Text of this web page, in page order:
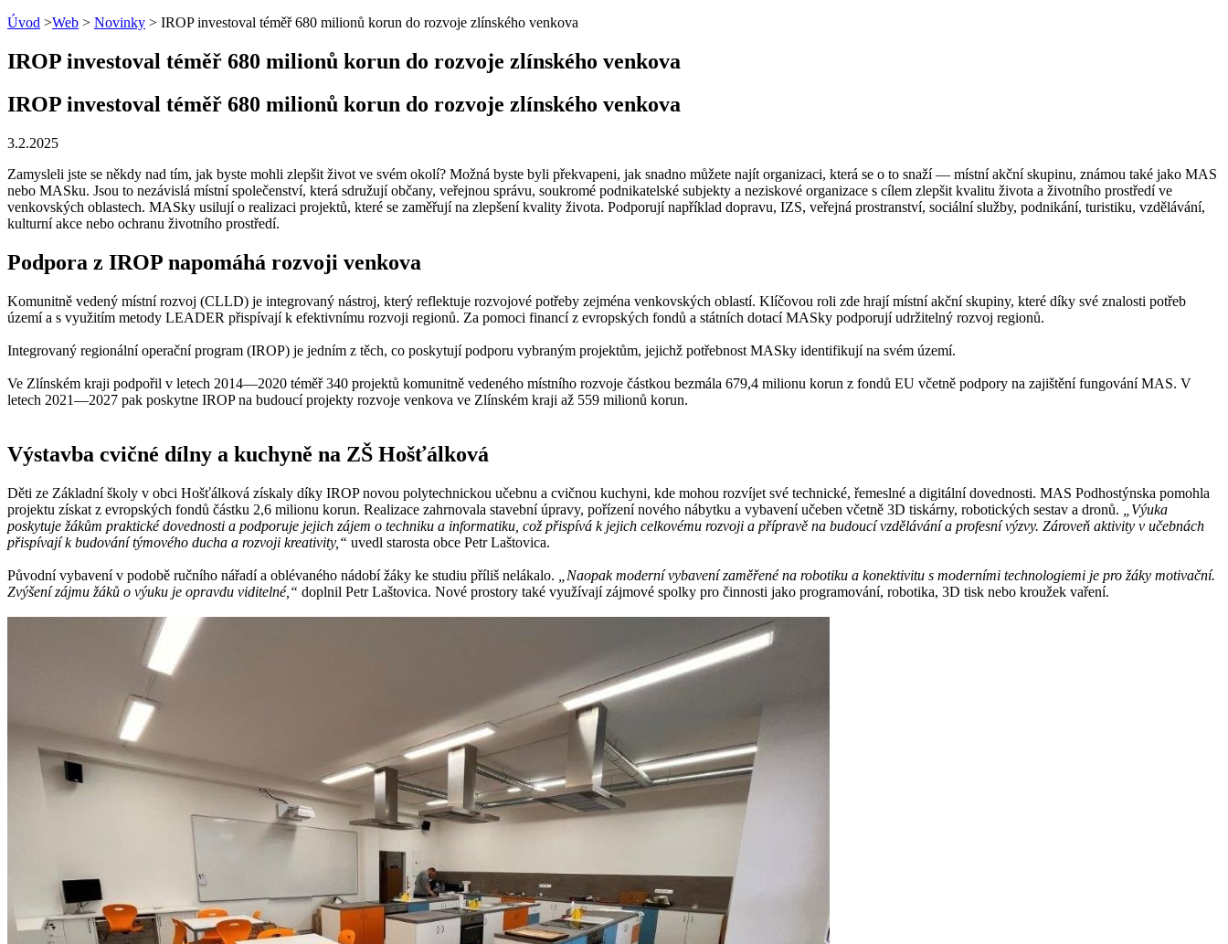
Úvod >Web > Novinky > IROP investoval téměř 680 milionů korun do rozvoje zlínského venkova
IROP investoval téměř 680 milionů korun do rozvoje zlínského venkova
IROP investoval téměř 680 milionů korun do rozvoje zlínského venkova
3.2.2025
Zamysleli jste se někdy nad tím, jak byste mohli zlepšit život ve svém okolí? Možná byste byli překvapeni, jak snadno můžete najít organizaci, která se o to snaží — místní akční skupinu, známou také jako MAS
nebo MASku. Jsou to nezávislá místní společenství, která sdružují občany, veřejnou správu, soukromé podnikatelské subjekty a neziskové organizace s cílem zlepšit kvalitu života a životního prostředí ve
venkovských oblastech. MASky usilují o realizaci projektů, které se zaměřují na zlepšení kvality života. Podporují například dopravu, IZS, veřejná prostranství, sociální služby, podnikání, turistiku, vzdělávání,
kulturní akce nebo ochranu životního prostředí.
Podpora z IROP napomáhá rozvoji venkova
Komunitně vedený místní rozvoj (CLLD) je integrovaný nástroj, který reflektuje rozvojové potřeby zejména venkovských oblastí. Klíčovou roli zde hrají místní akční skupiny, které díky své znalosti potřeb
území a s využitím metody LEADER přispívají k efektivnímu rozvoji regionů. Za pomoci financí z evropských fondů a státních dotací MASky podporují udržitelný rozvoj regionů.
Integrovaný regionální operační program (IROP) je jedním z těch, co poskytují podporu vybraným projektům, jejichž potřebnost MASky identifikují na svém území.
Ve Zlínském kraji podpořil v letech 2014—2020 téměř 340 projektů komunitně vedeného místního rozvoje částkou bezmála 679,4 milionu korun z fondů EU včetně podpory na zajištění fungování MAS. V
letech 2021—2027 pak poskytne IROP na budoucí projekty rozvoje venkova ve Zlínském kraji až 559 milionů korun.
Výstavba cvičné dílny a kuchyně na ZŠ Hošťálková
Děti ze Základní školy v obci Hošťálková získaly díky IROP novou polytechnickou učebnu a cvičnou kuchyni, kde mohou rozvíjet své technické, řemeslné a digitální dovednosti. MAS Podhostýnska pomohla
projektu získat z evropských fondů částku 2,6 milionu korun. Realizace zahrnovala stavební úpravy, pořízení nového nábytku a vybavení učeben včetně 3D tiskárny, robotických sestav a dronů.
„Výuka
poskytuje žákům praktické dovednosti a podporuje jejich zájem o techniku a informatiku, což přispívá k jejich celkovému rozvoji a přípravě na budoucí vzdělávání a profesní výzvy. Zároveň aktivity v učebnách
přispívají k budování týmového ducha a rozvoji kreativity,“ uvedl starosta obce Petr Laštovica.
Původní vybavení v podobě ručního nářadí a oblévaného nádobí žáky ke studiu příliš nelákalo.
„Naopak moderní vybavení zaměřené na robotiku a konektivitu s moderními technologiemi je pro žáky motivační.
Zvýšení zájmu žáků o výuku je opravdu viditelné,“ doplnil Petr Laštovica. Nové prostory také využívají zájmové spolky pro činnosti jako programování, robotika, 3D tisk nebo kroužek vaření.